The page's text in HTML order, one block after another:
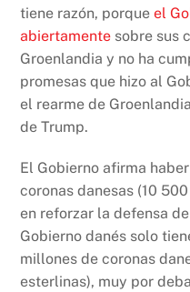
tiene razón, porque el
abiertamente sobre sus
Groenlandia y no ha
promesas que hizo al
el rearme de
de Trump.
El Gobierno afirma
coronas danesas (10
en reforzar la defensa
Gobierno danés solo
millones de coronas
esterlinas), muy por